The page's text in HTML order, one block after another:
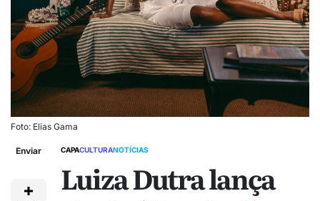
Foto: Elias Gama
Enviar CAPACULTURANOTÍCIAS
Luiza Dutra lança